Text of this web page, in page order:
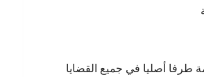
طرفا أصليا في جميع القضايا